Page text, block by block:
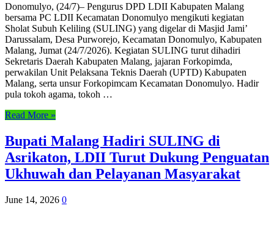
Donomulyo, (24/7)– Pengurus DPD LDII Kabupaten Malang
bersama PC LDII Kecamatan Donomulyo mengikuti kegiatan
Sholat Subuh Keliling (SULING) yang digelar di Masjid Jami’
Darussalam, Desa Purworejo, Kecamatan Donomulyo, Kabupaten
Malang, Jumat (24/7/2026). Kegiatan SULING turut dihadiri
Sekretaris Daerah Kabupaten Malang, jajaran Forkopimda,
perwakilan Unit Pelaksana Teknis Daerah (UPTD) Kabupaten
Malang, serta unsur Forkopimcam Kecamatan Donomulyo. Hadir
pula tokoh agama, tokoh …
Read More »
Bupati Malang Hadiri SULING di
Asrikaton, LDII Turut Dukung Penguatan
Ukhuwah dan Pelayanan Masyarakat
June 14, 2026 0